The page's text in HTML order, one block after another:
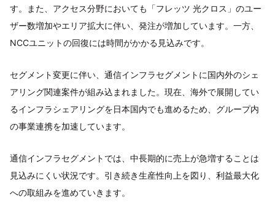
す。また、アクセス分野においても「フレッツ 光クロス」のユー
ザー数増加やエリア拡大に伴い、発注が増加しています。一方、
NCCユニットの回復には時間がかかる見込みです。
セグメント変更に伴い、通信インフラセグメントに国内外のシェ
アリング関連案件が組み込まれました。現在、海外で展開してい
るインフラシェアリングを日本国内でも進めるため、グループ内
の事業連携を加速しています。
通信インフラセグメントでは、中長期的に売上が急増することは
見込みにくい状況です。引き続き生産性向上を図り、利益最大化
への取組みを進めていきます。